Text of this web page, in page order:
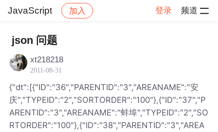
JavaScript 加入 登录 频道
社区 JavaScript
json 问题
xt218218
2011-08-31
{"dt":[{"ID":"36","PARENTID":"3","AREANAME":"安
庆","TYPEID":"2","SORTORDER":"100"},{"ID":"37","P
ARENTID":"3","AREANAME":"蚌埠","TYPEID":"2","SO
RTORDER":"100"},{"ID":"38","PARENTID":"3","AREA